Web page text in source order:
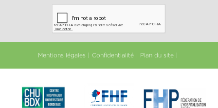
Mentions légales Confidentialité Plan du site